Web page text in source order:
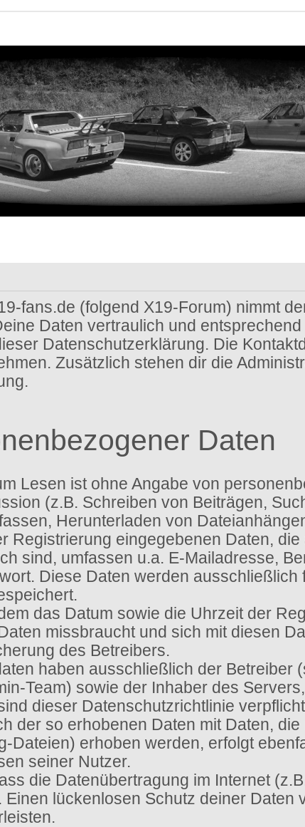
fans.de (folgend X19-Forum) nimmt
Daten vertraulich und
Datenschutzerklärung. Die
Zusätzlich stehen dir die
Daten
Lesen ist ohne Angabe von
(z.B. Schreiben von Beiträgen,
Herunterladen von
Registrierung eingegebenen Daten,
sind, umfassen u.a. E-Mailadresse,
Diese Daten werden ausschließlich
das Datum sowie die Uhrzeit der
missbraucht und sich mit diesen
des Betreibers.
haben ausschließlich der Betreiber
Team) sowie der Inhaber des
dieser Datenschutzrichtlinie
der so erhobenen Daten mit Daten,
Dateien) erhoben werden, erfolgt
seiner Nutzer.
die Datenübertragung im Internet
lückenlosen Schutz deiner Daten